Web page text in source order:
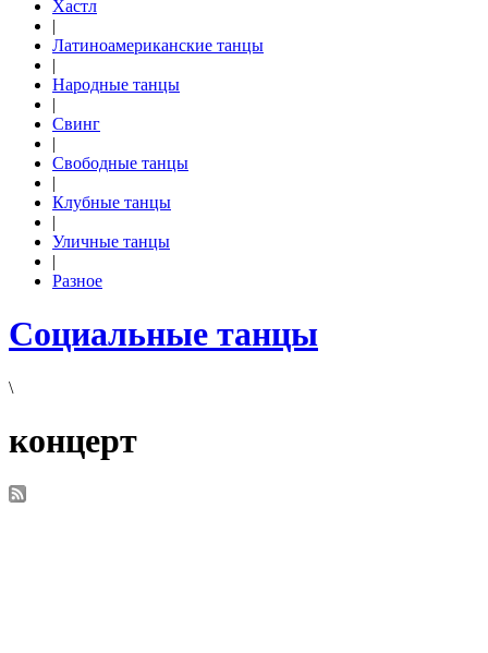
Хастл
|
Латиноамериканские танцы
|
Народные танцы
|
Свинг
|
Свободные танцы
|
Клубные танцы
|
Уличные танцы
|
Разное
Социальные танцы
\
концерт